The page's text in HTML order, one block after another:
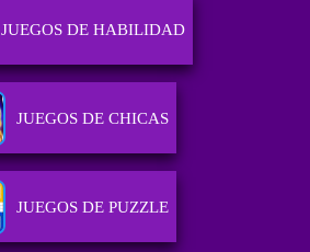
JUEGOS DE HABILIDAD
JUEGOS DE CHICAS
JUEGOS DE PUZZLE